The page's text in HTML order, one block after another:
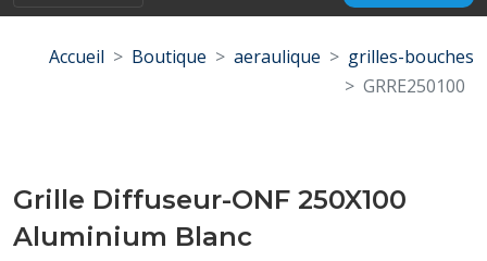
Accueil Boutique aeraulique
grilles-bouches
GRRE250100
Grille Diffuseur-ONF 250X100
Aluminium Blanc